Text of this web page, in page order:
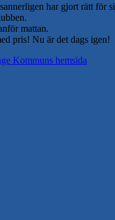
har gjort rätt för
mattan.
pris! Nu är det dags igen!
Kommuns hemsida